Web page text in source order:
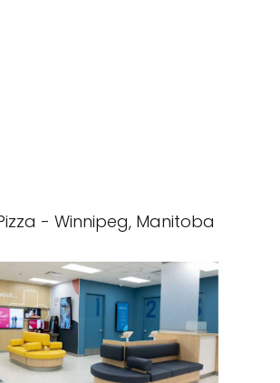
- Winnipeg, Manitoba